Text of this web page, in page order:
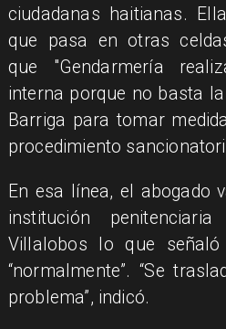
ciudadanas haitianas.
que pasa en otras
que "Gendarmería
interna porque no basta
Barriga para tomar
procedimiento
En esa línea, el abogado
institución
Villalobos lo que
“normalmente”. “Se
problema”, indicó.